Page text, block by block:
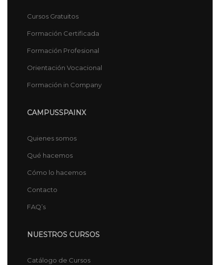
Cursos Gratuitos
Formación Certificada
Formación Profesional
Orientación Vocacional
Formación in Company
CAMPUSSPAINX
Quienes somos
Qué hacemos
Cómo lo hacemos
Contacto
FAQ’s
NUESTROS CURSOS
Catálogo de Cursos